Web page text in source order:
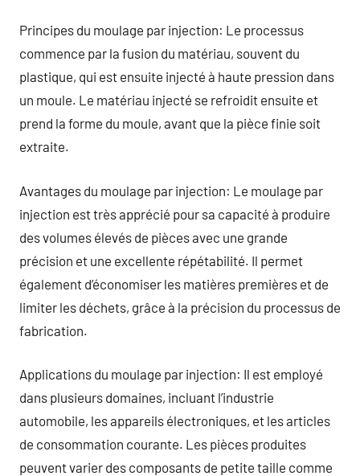
Principes du moulage par injection: Le processus
commence par la fusion du matériau, souvent du
plastique, qui est ensuite injecté à haute pression dans
un moule. Le matériau injecté se refroidit ensuite et
prend la forme du moule, avant que la pièce finie soit
extraite.
Avantages du moulage par injection: Le moulage par
injection est très apprécié pour sa capacité à produire
des volumes élevés de pièces avec une grande
précision et une excellente répétabilité. Il permet
également d’économiser les matières premières et de
limiter les déchets, grâce à la précision du processus de
fabrication.
Applications du moulage par injection: Il est employé
dans plusieurs domaines, incluant l’industrie
automobile, les appareils électroniques, et les articles
de consommation courante. Les pièces produites
peuvent varier des composants de petite taille comme